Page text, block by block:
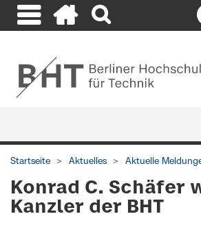
Startseite Aktuelles Aktuelle
Konrad C. Schäfer
Kanzler der BHT